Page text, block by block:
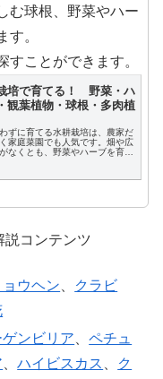
む球根、野菜やハー
す。
すことができます。
培で育てる！ 野菜・ハ
観葉植物・球根・多肉植
ずに育てる水耕栽培は、農家だ
家庭菜園でも人気です。畑や広
なくとも、野菜やハーブを育て
や多肉植物、球根なども育てる
きます。 水耕栽培の始め方や育
説コンテンツ
ウヘン
クラビ
ゲンビリア 、ペチュ
、ハイビスカス
ク